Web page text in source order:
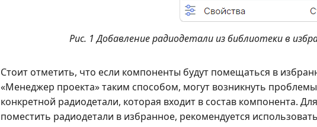
Рис. 1 Добавление радиодетали из библиотеки в
Стоит отметить, что если компоненты будут помещаться в
«Менеджер проекта» таким способом, могут возникнуть
конкретной радиодетали, которая входит в состав компонента.
поместить радиодетали в избранное, рекомендуется использовать